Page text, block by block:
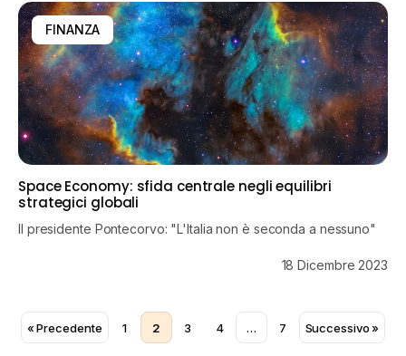
FINANZA
Space Economy: sfida centrale negli equilibri
strategici globali
Il presidente Pontecorvo: "L'Italia non è seconda a nessuno"
18 Dicembre 2023
« Precedente 1 2 3 4 … 7 Successivo »